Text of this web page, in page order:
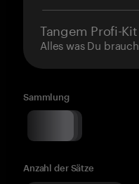
Tangem Profi-Kit
Alles was Du
Sammlung
Anzahl der Sätze